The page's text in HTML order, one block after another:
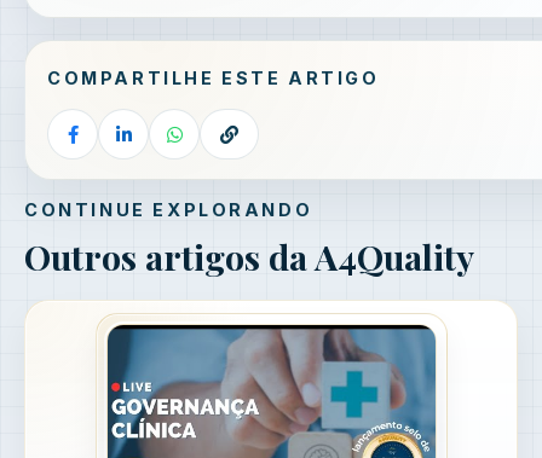
COMPARTILHE ESTE ARTIGO
CONTINUE EXPLORANDO
Outros artigos da A4Quality